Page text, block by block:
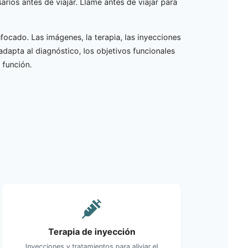
antes de viajar. Llame antes de viajar para
Las imágenes, la terapia, las inyecciones
al diagnóstico, los objetivos funcionales
Terapia de inyección
Inyecciones y tratamientos para aliviar el